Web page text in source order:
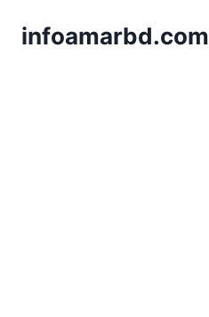
infoamarbd.com